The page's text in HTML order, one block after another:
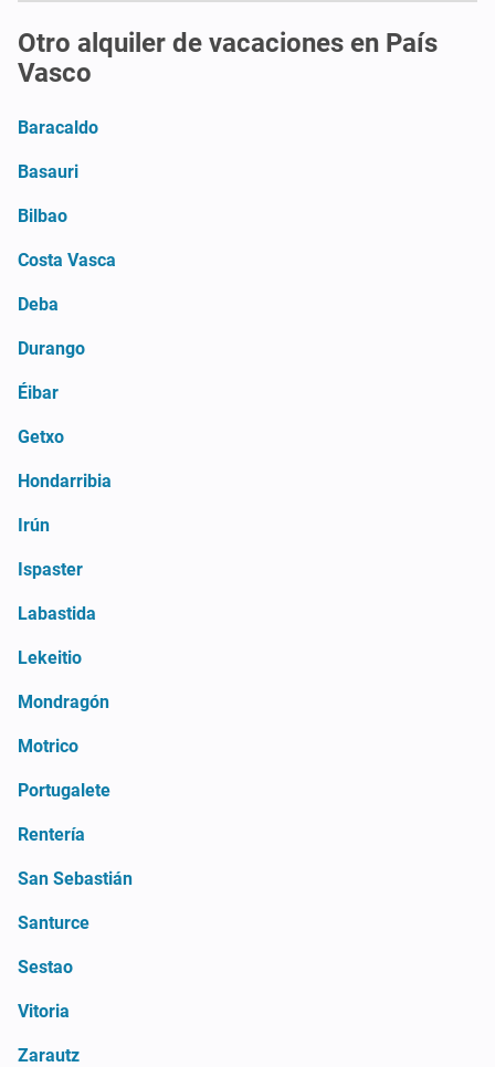
Otro alquiler de vacaciones en País
Vasco
Baracaldo
Basauri
Bilbao
Costa Vasca
Deba
Durango
Éibar
Getxo
Hondarribia
Irún
Ispaster
Labastida
Lekeitio
Mondragón
Motrico
Portugalete
Rentería
San Sebastián
Santurce
Sestao
Vitoria
Zarautz